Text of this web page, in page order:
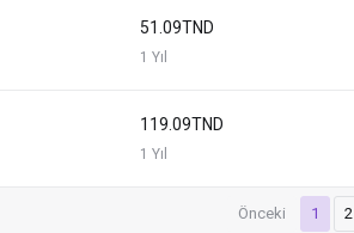
51.09TND
1 Yıl
119.09TND
1 Yıl
Önceki 1 2